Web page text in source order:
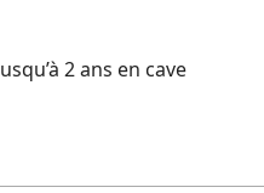
2 ans en cave